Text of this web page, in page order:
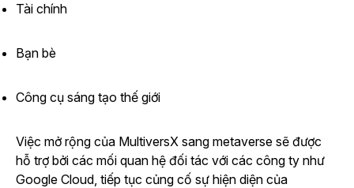
Tài chính
Bạn bè
Công cụ sáng tạo thế giới
Việc mở rộng của MultiversX sang metaverse sẽ được
hỗ trợ bởi các mối quan hệ đối tác với các công ty như
Google Cloud, tiếp tục củng cố sự hiện diện của